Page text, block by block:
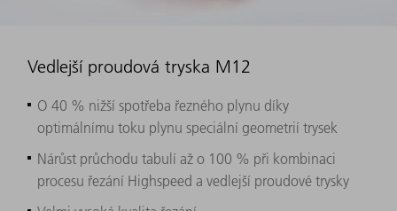
Vedlejší proudová tryska M12
O 40 % nižší spotřeba řezného plynu díky
optimálnímu toku plynu speciální geometrií trysek
Nárůst průchodu tabulí až o 100 % při kombinaci
procesu řezání Highspeed a vedlejší proudové trysky